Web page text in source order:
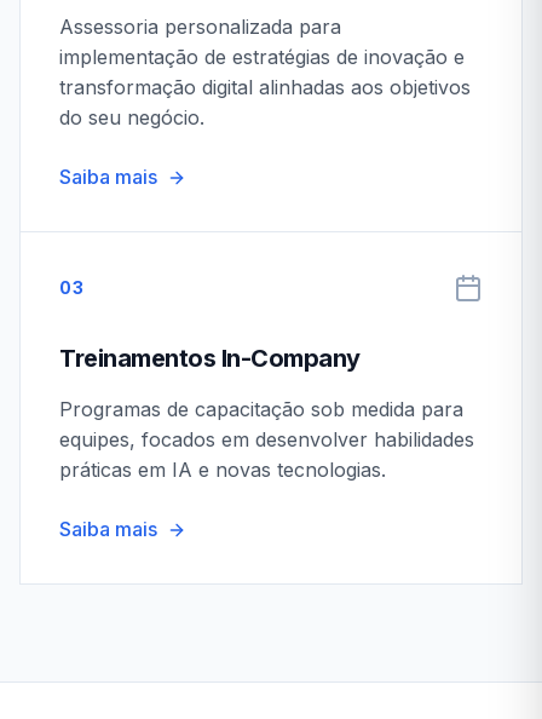
Assessoria personalizada para
implementação de estratégias de inovação e
transformação digital alinhadas aos objetivos
do seu negócio.
Saiba mais
03
Treinamentos In-Company
Programas de capacitação sob medida para
equipes, focados em desenvolver habilidades
práticas em IA e novas tecnologias.
Saiba mais